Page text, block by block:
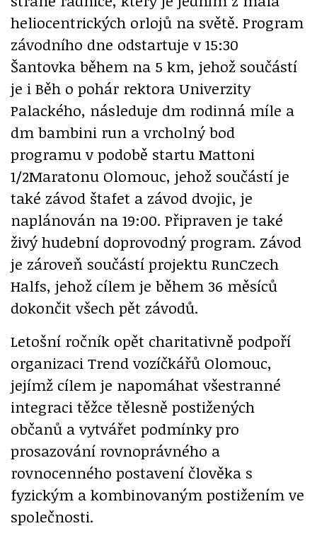
heliocentrických orlojů na světě. Program
závodního dne odstartuje v 15:30
Šantovka během na 5 km, jehož součástí
je i Běh o pohár rektora Univerzity
Palackého, následuje dm rodinná míle a
dm bambini run a vrcholný bod
programu v podobě startu Mattoni
1/2Maratonu Olomouc, jehož součástí je
také závod štafet a závod dvojic, je
naplánován na 19:00. Připraven je také
živý hudební doprovodný program. Závod
je zároveň součástí projektu RunCzech
Halfs, jehož cílem je během 36 měsíců
dokončit všech pět závodů.
Letošní ročník opět charitativně podpoří
organizaci Trend vozíčkářů Olomouc,
jejímž cílem je napomáhat všestranné
integraci těžce tělesně postižených
občanů a vytvářet podmínky pro
prosazování rovnoprávného a
rovnocenného postavení člověka s
fyzickým a kombinovaným postižením ve
společnosti.